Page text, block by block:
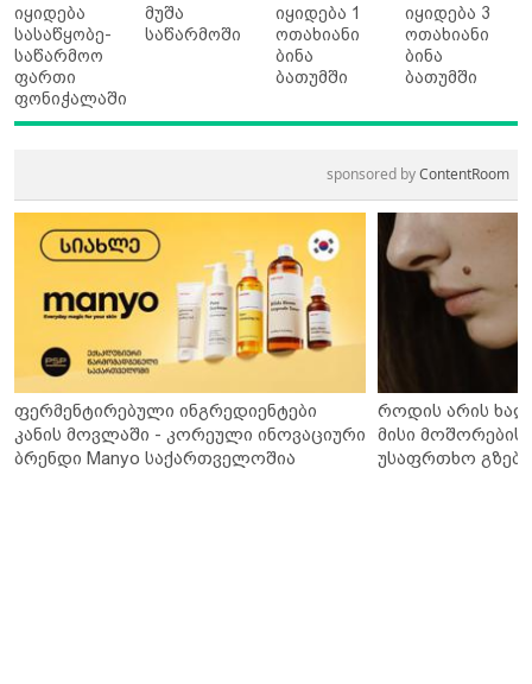
იყიდება
სასაწყობე-
საწარმოო
ფართი
ფონიჭალაში
მუშა
საწარმოში
იყიდება 1
ოთახიანი
ბინა
ბათუმში
იყიდება 3
ოთახიანი
ბინა
ბათუმში
sponsored byContentRoom
ფერმენტირებული ინგრედიენტები
კანის მოვლაში - კორეული ინოვაციური
ბრენდი Manyo საქართველოშია
როდის არის
მისი მოშორების
უსაფრთხო გზები